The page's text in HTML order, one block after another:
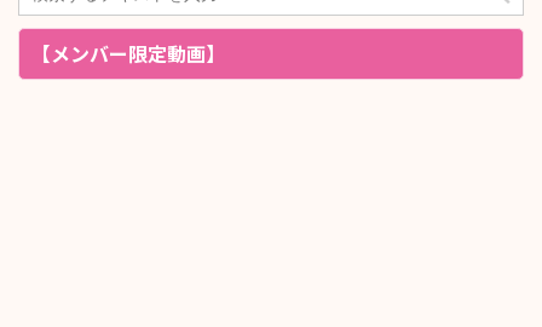
【メンバー限定動画】